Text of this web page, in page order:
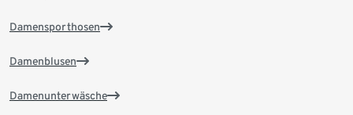
Damensporthosen
Damenblusen
Damenunterwäsche